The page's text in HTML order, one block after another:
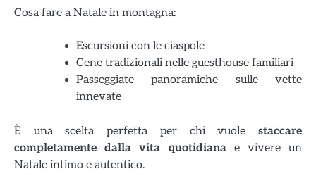
Cosa fare a Natale in montagna:
Escursioni con le ciaspole
Cene tradizionali nelle guesthouse familiari
Passeggiate panoramiche sulle vette
innevate
È una scelta perfetta per chi vuole staccare
completamente dalla vita quotidianae vivere un
Natale intimo e autentico.